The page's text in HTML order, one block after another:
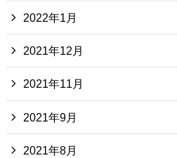
2022年1月
2021年12月
2021年11月
2021年9月
2021年8月